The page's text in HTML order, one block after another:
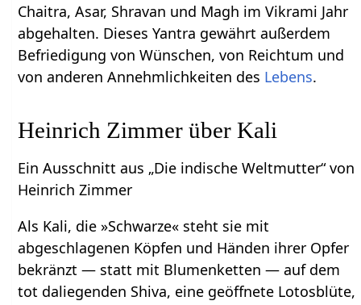
Chaitra, Asar, Shravan und Magh im Vikrami Jahr
abgehalten. Dieses Yantra gewährt außerdem
Befriedigung von Wünschen, von Reichtum und
von anderen Annehmlichkeiten des Lebens.
Heinrich Zimmer über Kali
Ein Ausschnitt aus „Die indische Weltmutter“ von
Heinrich Zimmer
Als Kali, die »Schwarze« steht sie mit
abgeschlagenen Köpfen und Händen ihrer Opfer
bekränzt — statt mit Blumenketten — auf dem
tot daliegenden Shiva, eine geöffnete Lotosblüte,